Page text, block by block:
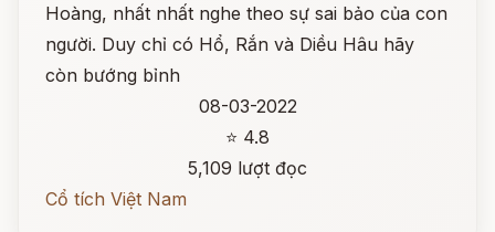
Hoàng, nhất nhất nghe theo sự sai bảo của con
người. Duy chỉ có Hổ, Rắn và Diều Hâu hãy
còn bướng bỉnh
08-03-2022
⭐ 4.8
5,109 lượt đọc
Cổ tích Việt Nam